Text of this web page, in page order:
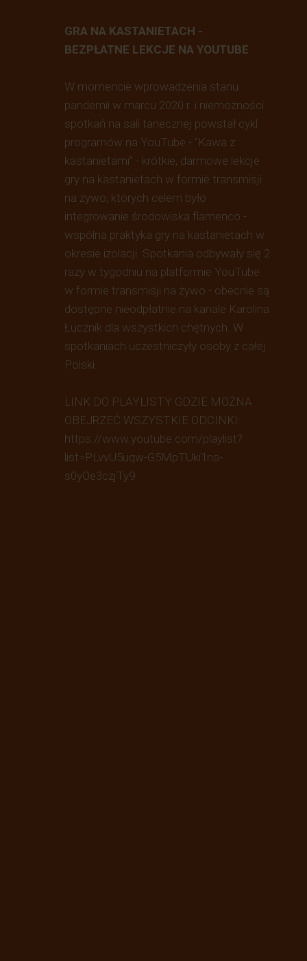
GRA NA KASTANIETACH -
BEZPŁATNE LEKCJE NA YOUTUBE
W momencie wprowadzenia stanu
pandemii w marcu 2020 r. i niemożności
spotkań na sali tanecznej powstał cykl
programów na YouTube - "Kawa z
kastanietami" - krótkie, darmowe lekcje
gry na kastanietach w formie transmisji
na żywo, których celem było
integrowanie środowiska flamenco -
wspólna praktyka gry na kastanietach w
okresie izolacji. Spotkania odbywały się 2
razy w tygodniu na platformie YouTube
w formie transmisji na żywo - obecnie są
dostępne nieodpłatnie na kanale Karolina
Łucznik dla wszystkich chętnych. W
spotkaniach uczestniczyły osoby z całej
Polski.
LINK DO PLAYLISTY GDZIE MOŻNA
OBEJRZEĆ WSZYSTKIE ODCINKI:
https://www.youtube.com/playlist?
list=PLvvU5uqw-G5MpTUki1ns-
s0yOe3czjTy9